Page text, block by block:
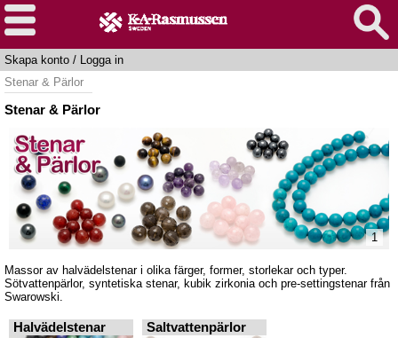
Skapa konto / Logga in
Stenar & Pärlor
Stenar & Pärlor
1
Massor av halvädelstenar i olika färger, former, storlekar och typer.
Sötvattenpärlor, syntetiska stenar, kubik zirkonia och pre-settingstenar från
Swarowski.
Halvädelstenar Saltvattenpärlor